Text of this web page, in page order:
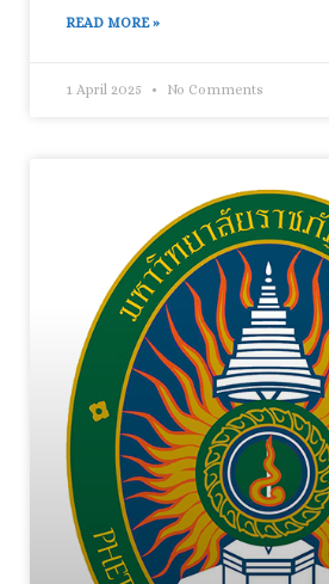
READ MORE »
1 April 2025 No Comments